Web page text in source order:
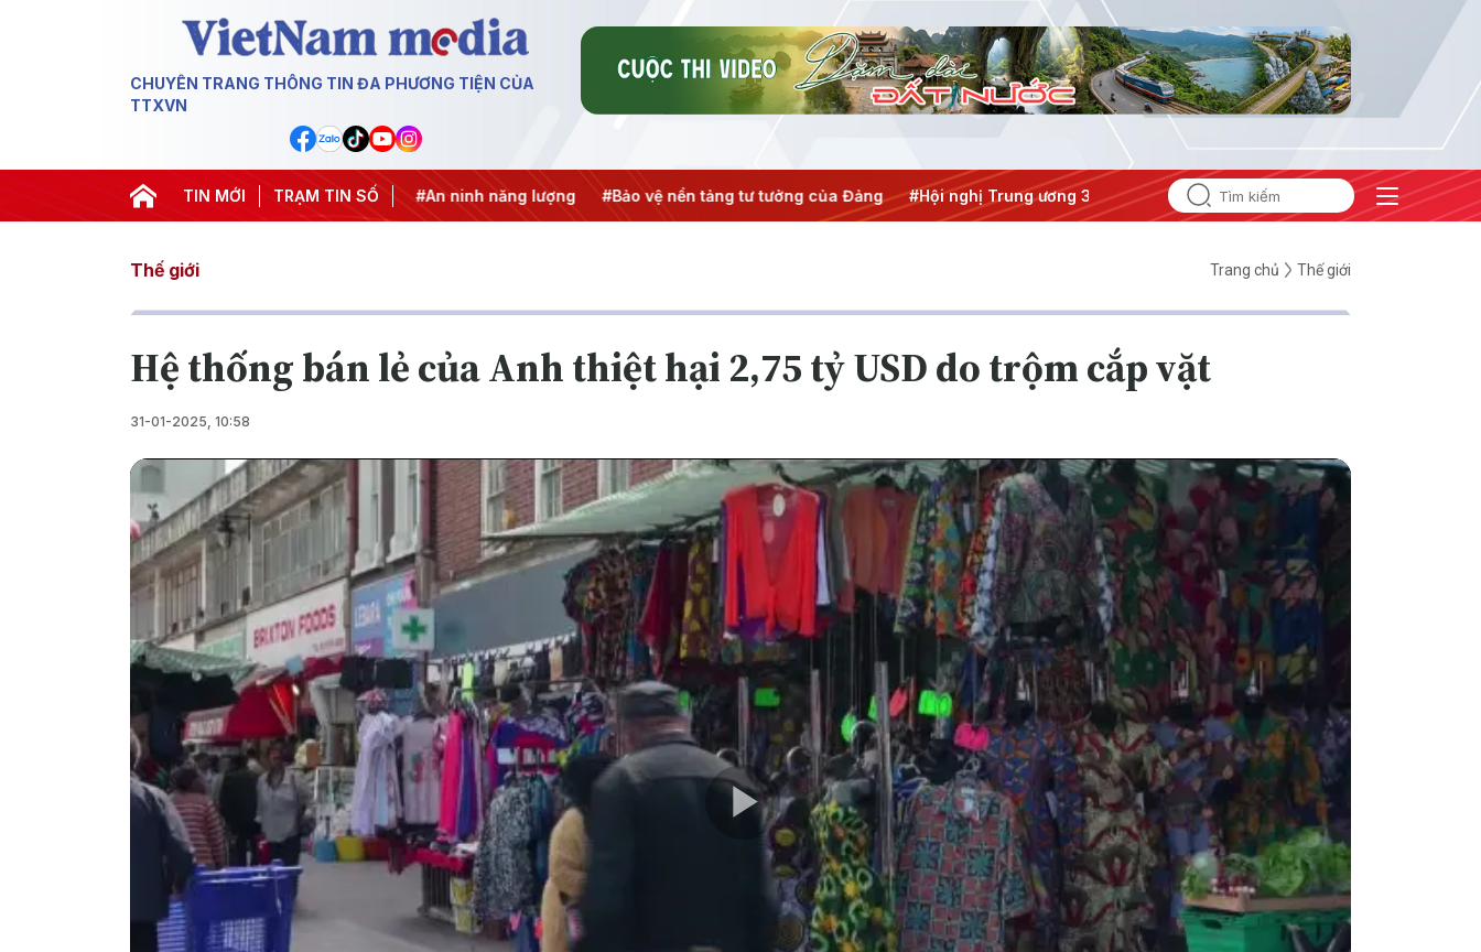
CHUYÊN TRANG THÔNG TIN ĐA PHƯƠNG TIỆN CỦA
TTXVN
TIN MỚI TRẠM TIN SỐ
#Căng thẳng Trung Đông #An ninh năng lượng #Bảo vệ nền tảng tư tưởng của Đảng #Hội nghị Trung ương 3 #Đưa Nghị quyết thành hành động
Thế giới Trang chủ Thế giới
Hệ thống bán lẻ của Anh thiệt hại 2,75 tỷ USD do trộm cắp vặt
31-01-2025, 10:58
Play
Video